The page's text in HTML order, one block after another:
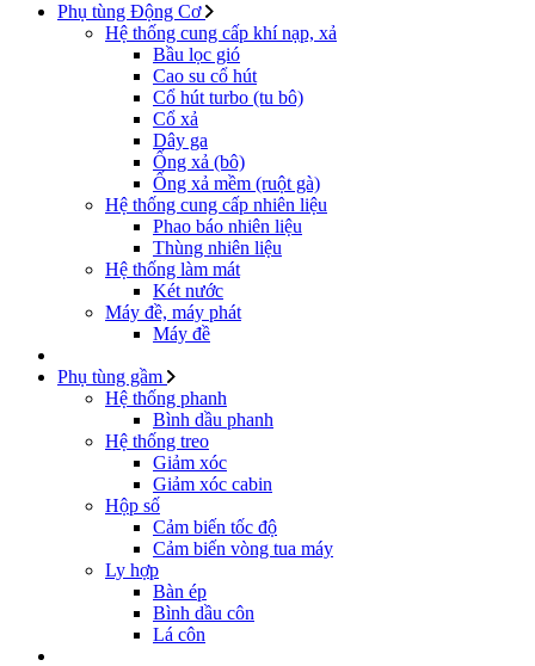
Phụ tùng Động Cơ
Hệ thống cung cấp khí nạp, xả
Bầu lọc gió
Cao su cổ hút
Cổ hút turbo (tu bô)
Cổ xả
Dây ga
Ống xả (bô)
Ống xả mềm (ruột gà)
Hệ thống cung cấp nhiên liệu
Phao báo nhiên liệu
Thùng nhiên liệu
Hệ thống làm mát
Két nước
Máy đề, máy phát
Máy đề
Phụ tùng gầm
Hệ thống phanh
Bình dầu phanh
Hệ thống treo
Giảm xóc
Giảm xóc cabin
Hộp số
Cảm biến tốc độ
Cảm biến vòng tua máy
Ly hợp
Bàn ép
Bình dầu côn
Lá côn